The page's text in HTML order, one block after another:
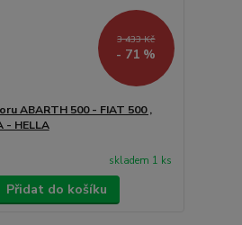
3 433 Kč
- 71 %
ABARTH 500 - FIAT 500 ,
- HELLA
skladem 1 ks
Přidat do košíku